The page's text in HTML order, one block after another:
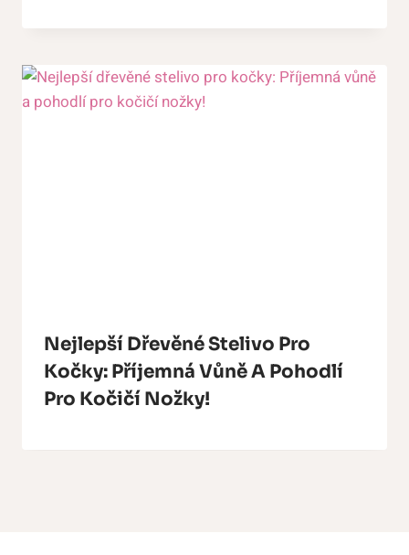
Nejlepší Dřevěné Stelivo Pro
Kočky: Příjemná Vůně A Pohodlí
Pro Kočičí Nožky!